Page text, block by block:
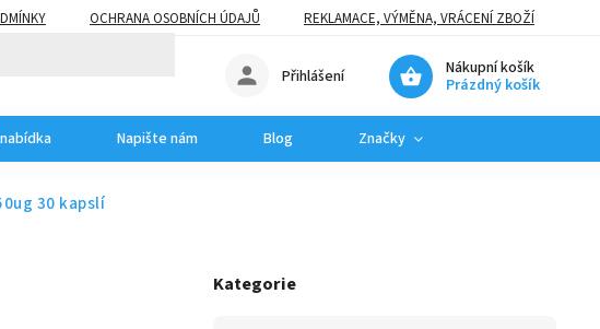
OCHRANA OSOBNÍCH ÚDAJŮ REKLAMACE, VÝMĚNA, VRÁCENÍ ZBOŽÍ
Nákupní košík
Prázdný košík
Přihlášení
Napište nám Blog Značky
30 kapslí
Kategorie